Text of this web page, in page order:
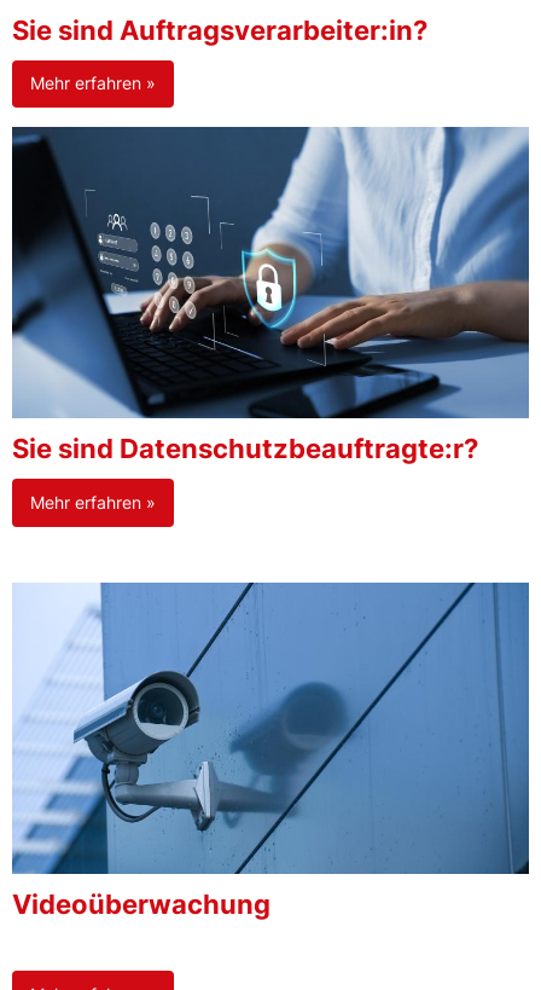
Sie sind Auftragsverarbeiter:in?
Mehr erfahren »
Sie sind Datenschutzbeauftragte:r?
Mehr erfahren »
Videoüberwachung